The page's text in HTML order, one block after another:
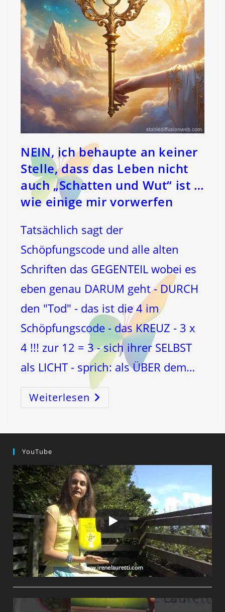
NEIN, ich behaupte an keiner
Stelle, dass das Leben nicht
auch „Schatten und Wut“ ist …
wie einige mir vorwerfen
Tatsächlich sagt der
Schöpfungscode und alle alten
Schriften das GEGENTEIL wobei es
eben genau DARUM geht - DURCH
den "Tod" - das ist die 4 im
Schöpfungscode - das KREUZ - 3 x
4 !!! zur 12 = 3 - sich ihrer SELBST
als LICHT - sprich: als ÜBER dem…
Weiterlesen NEIN,
Ich
Behaupte
Auch
„Schatten
Und
Wut“
Ist
…
Wie
Einige
Mir
Vorwerfen
YouTube